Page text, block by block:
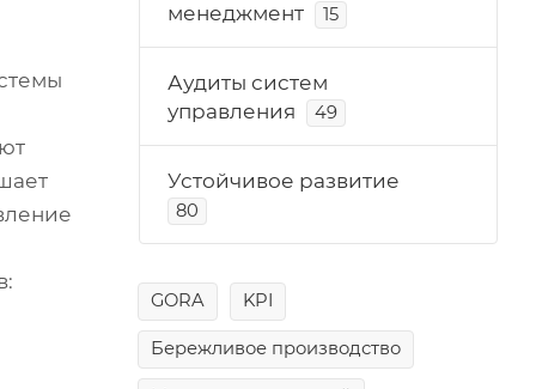
менеджмент
15
Аудиты систем
управления
49
Устойчивое развитие
80
GORA KPI
Бережливое производство